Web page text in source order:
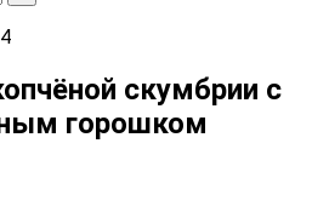
скумбрии с
горошком